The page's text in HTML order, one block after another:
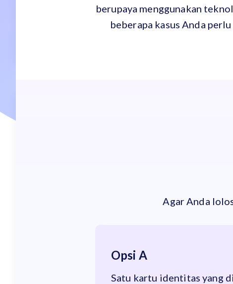
berupaya menggunakan
beberapa kasus Anda
Agar Anda
Opsi A
Satu kartu identitas yang